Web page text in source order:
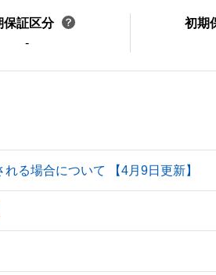
保証区分
-
初期
る場合について 【4月9日更新】